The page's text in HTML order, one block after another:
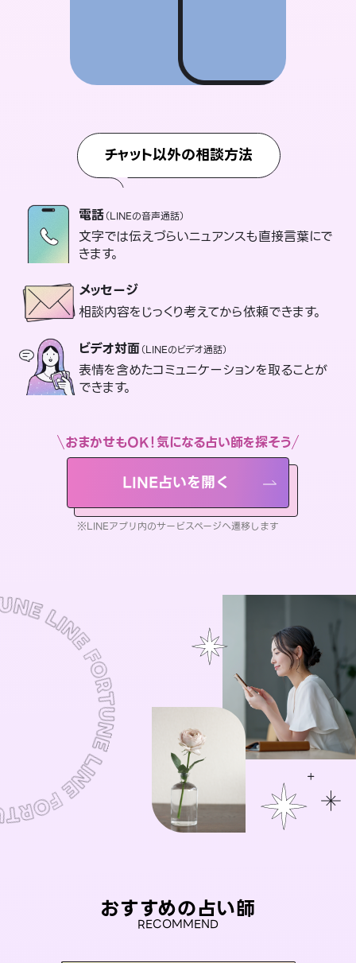
チャット以外の相談方法
電話（LINEの音声通話）
文字では伝えづらいニュアンスも直接言葉にで
きます。
メッセージ
相談内容をじっくり考えてから依頼できます。
ビデオ対面（LINEのビデオ通話）
表情を含めたコミュニケーションを取ることが
できます。
おまかせもOK！気になる占い師を探そう
LINE占いを開く
※LINEアプリ内のサービスページへ遷移します
おすすめの占い師
RECOMMEND